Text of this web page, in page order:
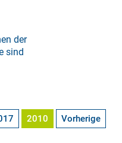
der
sind
2010 Vorherige